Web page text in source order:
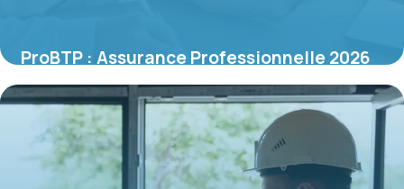
ProBTP : Assurance Professionnelle 2026
16 juin 2026